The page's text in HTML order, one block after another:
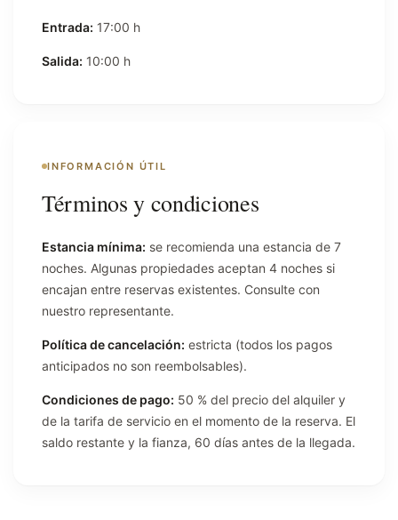
Entrada: 17:00 h
Salida: 10:00 h
INFORMACIÓN ÚTIL
Términos y condiciones
Estancia mínima: se recomienda una estancia de 7
noches. Algunas propiedades aceptan 4 noches si
encajan entre reservas existentes. Consulte con
nuestro representante.
Política de cancelación: estricta (todos los pagos
anticipados no son reembolsables).
Condiciones de pago: 50 % del precio del alquiler y
de la tarifa de servicio en el momento de la reserva. El
saldo restante y la fianza, 60 días antes de la llegada.